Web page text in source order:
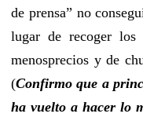
de prensa” no
lugar de recoger los
menosprecios y de
(Confirmo que a
ha vuelto a hacer lo